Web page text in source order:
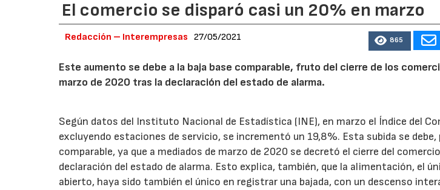
El comercio se disparó casi un 20% en marzo
Redacción – Interempresas 27/05/2021 865
Este aumento se debe a la baja base comparable, fruto del cierre de los
marzo de 2020 tras la declaración del estado de alarma.
Según datos del Instituto Nacional de Estadística (INE), en marzo el Índice del
excluyendo estaciones de servicio, se incrementó un 19,8%. Esta subida se debe,
comparable, ya que a mediados de marzo de 2020 se decretó el cierre del
declaración del estado de alarma. Esto explica, también, que la alimentación, el
abierto, haya sido también el único en registrar una bajada, con un descenso